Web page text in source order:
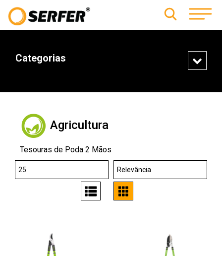
Categorias
Agricultura
Tesouras de Poda 2 Mãos